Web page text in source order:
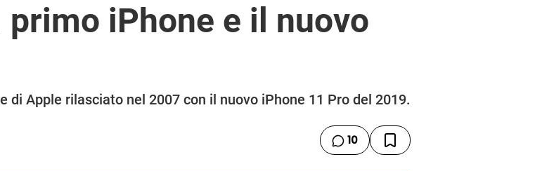
iPhone e il nuovo
Apple rilasciato nel 2007 con il nuovo iPhone 11 Pro del 2019.
10